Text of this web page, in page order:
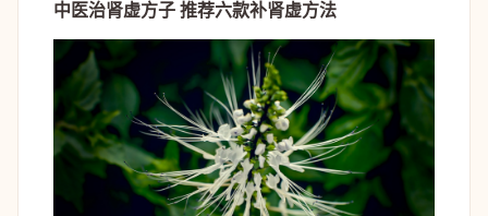
中医治肾虚方子 推荐六款补肾虚方法